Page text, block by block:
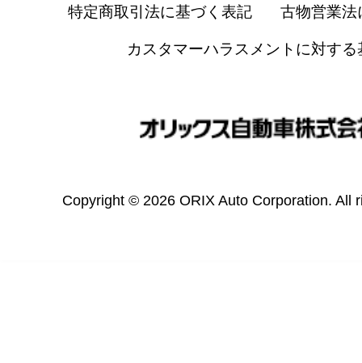
特定商取引法に基づく表記 古物営業法
カスタマーハラスメントに対する
Copyright © 2026 ORIX Auto Corporation. All